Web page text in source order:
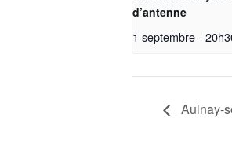
d’antenne
1 septembre -
Aulnay-